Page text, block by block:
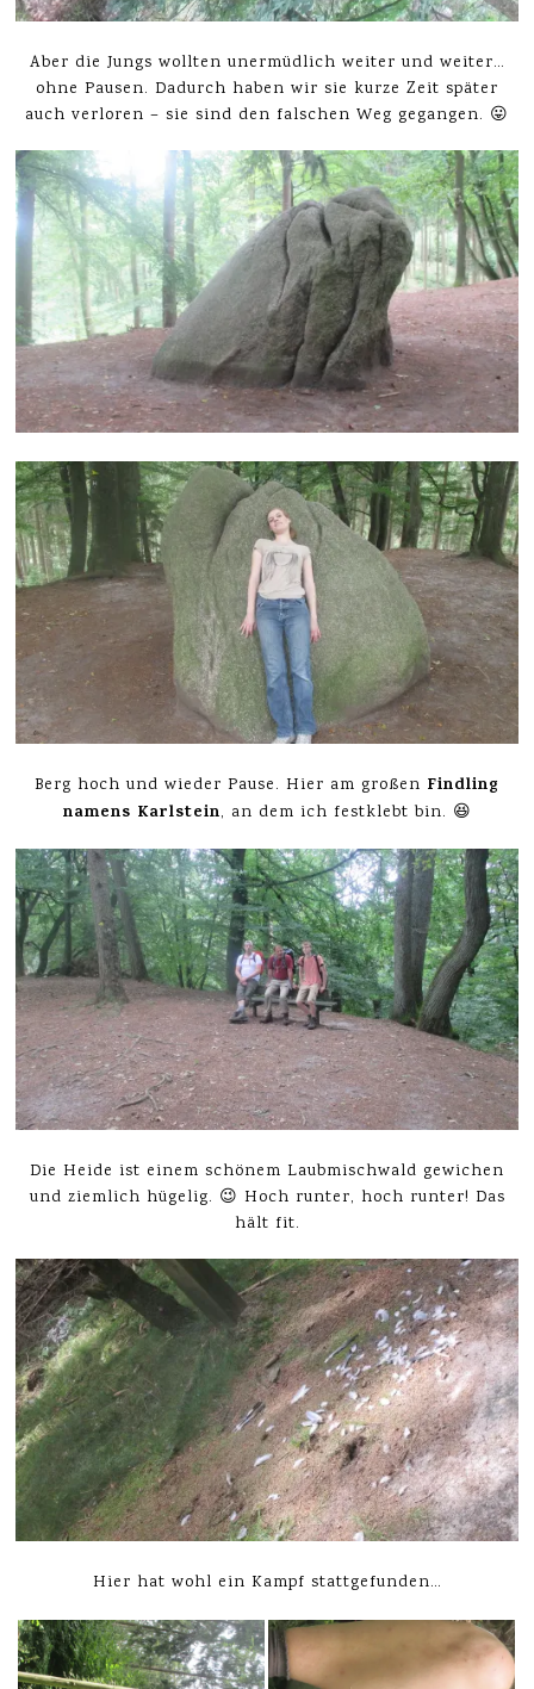
Aber die Jungs wollten unermüdlich weiter und weiter…
ohne Pausen. Dadurch haben wir sie kurze Zeit später
auch verloren – sie sind den falschen Weg gegangen. 😛
Berg hoch und wieder Pause. Hier am großen Findling
namens Karlstein, an dem ich festklebt bin. 😆
Die Heide ist einem schönem Laubmischwald gewichen
und ziemlich hügelig. 😉 Hoch runter, hoch runter! Das
hält fit.
Hier hat wohl ein Kampf stattgefunden…